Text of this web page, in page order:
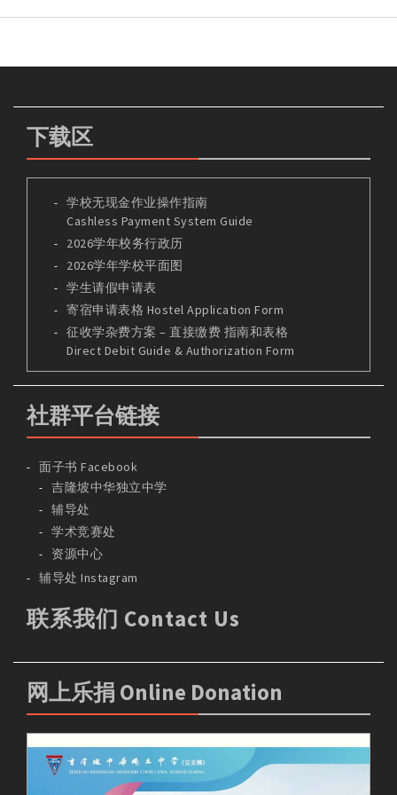
下载区
学校无现金作业操作指南
Cashless Payment System Guide
2026学年校务行政历
2026学年学校平面图
学生请假申请表
寄宿申请表格 Hostel Application Form
征收学杂费方案 – 直接缴费 指南和表格
Direct Debit Guide & Authorization Form
社群平台链接
面子书 Facebook
吉隆坡中华独立中学
辅导处
学术竞赛处
资源中心
辅导处 Instagram
联系我们 Contact Us
网上乐捐 Online Donation